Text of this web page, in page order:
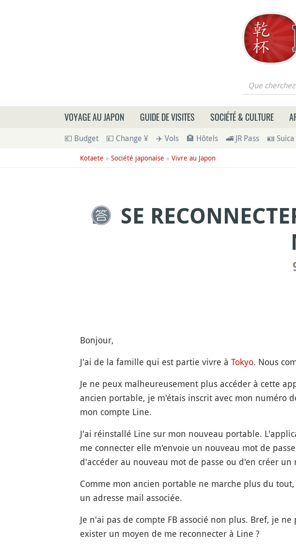
Que cherchez-vous ?
VOYAGE AU JAPON GUIDE DE VISITES SOCIÉTÉ & CULTURE
💶 Budget 💴 Change ¥ ✈️ Vols 🏨 Hôtels 🚄 JR Pass 🪪 Suica
Kotaete » Société japonaise » Vivre au Japon
SE
Bonjour,
J'ai de la famille qui est partie vivre à Tokyo. Nous
Je ne peux malheureusement plus accéder à cette
ancien portable, je m'étais inscrit avec mon numéro
mon compte Line.
J'ai réinstallé Line sur mon nouveau portable.
me connecter elle m'envoie un nouveau mot de
d'accéder au nouveau mot de passe ou d'en créer un
Comme mon ancien portable ne marche plus du
un adresse mail associée.
Je n'ai pas de compte FB associé non plus. Bref, je
exister un moyen de me reconnecter à Line ?